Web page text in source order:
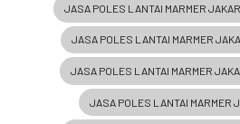
JASA POLES LANTAI MARMER
JASA POLES LANTAI MARMER
JASA POLES LANTAI MARMER
JASA POLES LANTAI MARMER